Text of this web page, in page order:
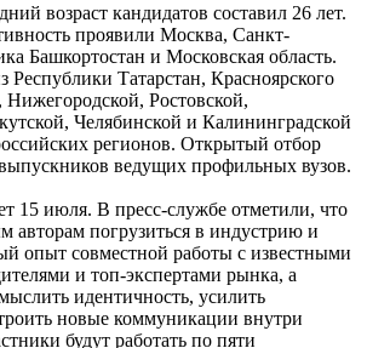
возраст кандидатов составил 26 лет.
проявили Москва, Санкт-
Башкортостан и Московская область.
Республики Татарстан, Красноярского
Нижегородской, Ростовской,
Челябинской и Калининградской
регионов. Открытый отбор
ведущих профильных вузов.
15 июля. В пресс-службе отметили, что
авторам погрузиться в индустрию и
опыт совместной работы с известными
и топ-экспертами рынка, а
идентичность, усилить
новые коммуникации внутри
будут работать по пяти